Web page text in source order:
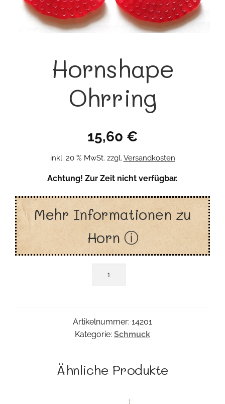
Hornshape
Ohrring
15,60 €
inkl. 20 % MwSt. zzgl. Versandkosten
Achtung! Zur Zeit nicht verfügbar.
Mehr Informationen zu
Horn ⓘ
Artikelnummer: 14201
Kategorie: Schmuck
Ähnliche Produkte